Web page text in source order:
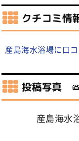
クチコミ情
産島海水浴場に口
投稿写真
産島海水